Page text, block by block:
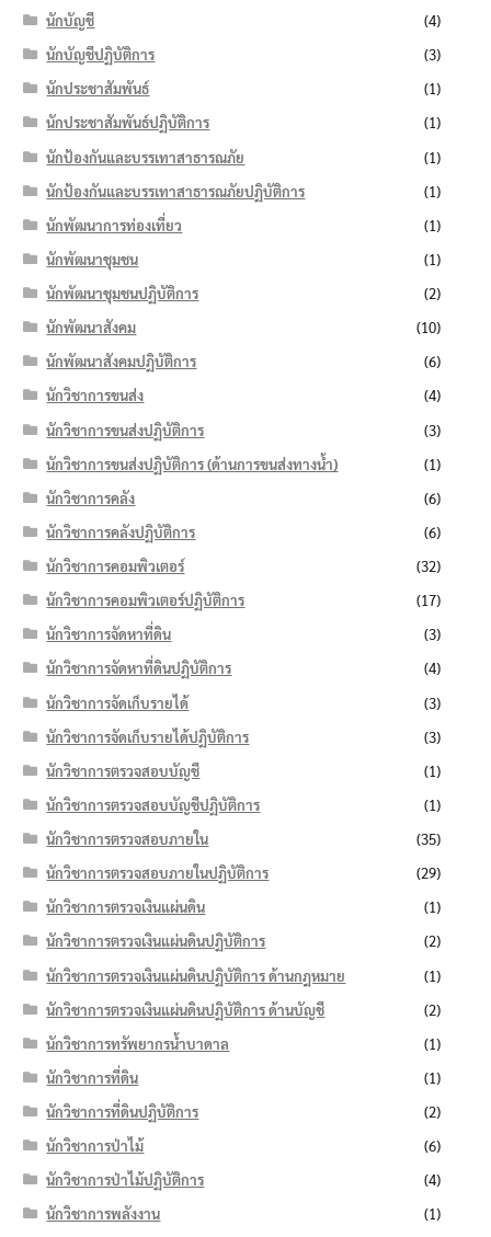
นักบัญชี
(4)
นักบัญชีปฏิบัติการ
(3)
นักประชาสัมพันธ์
(1)
นักประชาสัมพันธ์ปฏิบัติการ
(1)
นักป้องกันและบรรเทาสาธารณภัย
(1)
นักป้องกันและบรรเทาสาธารณภัยปฏิบัติการ
(1)
นักพัฒนาการท่องเที่ยว
(1)
นักพัฒนาชุมชน
(1)
นักพัฒนาชุมชนปฏิบัติการ
(2)
นักพัฒนาสังคม
(10)
นักพัฒนาสังคมปฏิบัติการ
(6)
นักวิชาการขนส่ง
(4)
นักวิชาการขนส่งปฏิบัติการ
(3)
นักวิชาการขนส่งปฏิบัติการ (ด้านการขนส่งทางน้ำ)
(1)
นักวิชาการคลัง
(6)
นักวิชาการคลังปฏิบัติการ
(6)
นักวิชาการคอมพิวเตอร์
(32)
นักวิชาการคอมพิวเตอร์ปฏิบัติการ
(17)
นักวิชาการจัดหาที่ดิน
(3)
นักวิชาการจัดหาที่ดินปฏิบัติการ
(4)
นักวิชาการจัดเก็บรายได้
(3)
นักวิชาการจัดเก็บรายได้ปฏิบัติการ
(3)
นักวิชาการตรวจสอบบัญชี
(1)
นักวิชาการตรวจสอบบัญชีปฏิบัติการ
(1)
นักวิชาการตรวจสอบภายใน
(35)
นักวิชาการตรวจสอบภายในปฏิบัติการ
(29)
นักวิชาการตรวจเงินแผ่นดิน
(1)
นักวิชาการตรวจเงินแผ่นดินปฏิบัติการ
(2)
นักวิชาการตรวจเงินแผ่นดินปฏิบัติการ ด้านกฎหมาย
(1)
นักวิชาการตรวจเงินแผ่นดินปฏิบัติการ ด้านบัญชี
(2)
นักวิชาการทรัพยากรน้ำบาดาล
(1)
นักวิชาการที่ดิน
(1)
นักวิชาการที่ดินปฏิบัติการ
(2)
นักวิชาการป่าไม้
(6)
นักวิชาการป่าไม้ปฏิบัติการ
(4)
นักวิชาการพลังงาน
(1)